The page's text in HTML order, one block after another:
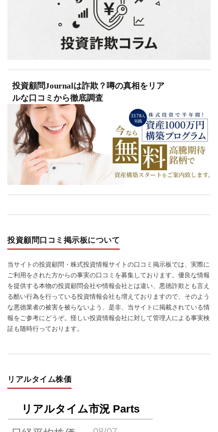
投資顧問Journalは詐欺？噂の真相をリア
ルな口コミから徹底調査
投資顧問口コミ掲示板について
当サイトの投資顧問・株式投資情報サイトの口コミ掲示板では、実際に
ご利用をされた方からの事実の口コミを募集しております。優良な情報
を提供する本物の投資顧問会社や情報会社とは違い、悪徳詐欺とも言え
る酷い行為を行っている投資情報会社も増えておりますので、そのよう
な悪徳業者の被害を被らないよう、是非、当サイトに掲載されている情
報をご参考にどうぞ。怪しい投資情報会社に対して管理人による事実検
証も随時行っております。
リアルタイム株価